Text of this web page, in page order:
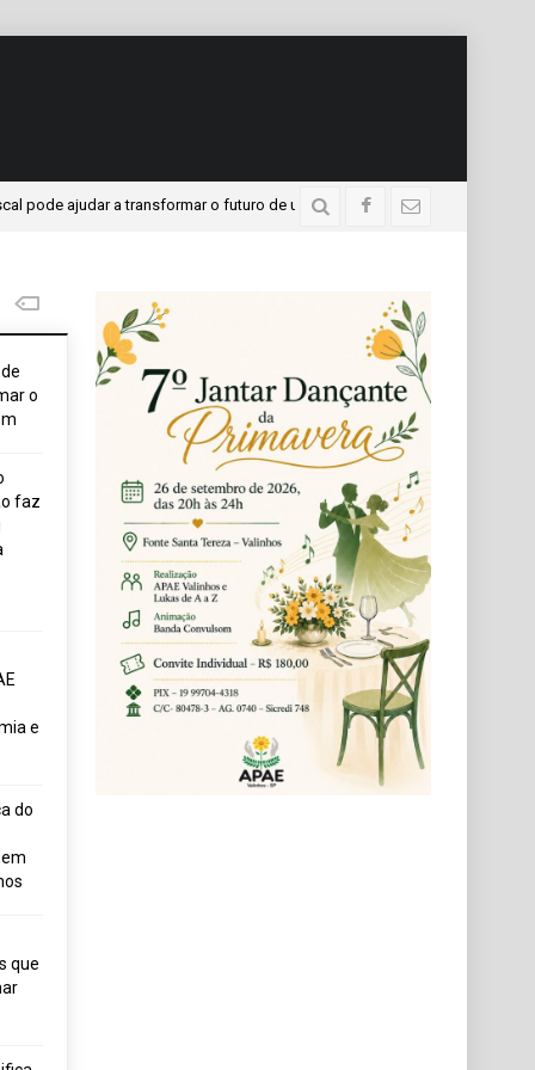
ajudar a transformar o futuro de um jovem 2 dias atrás
o
faz
e
do
que